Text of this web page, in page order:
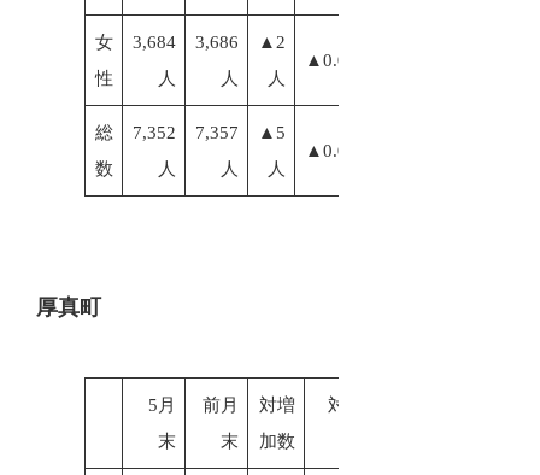
女
性
3,684
人
3,686
人
▲2
人
▲0.05%
総
数
7,352
人
7,357
人
▲5
人
▲0.07%
厚真町
5月
末
前月
末
対増
加数
対増加